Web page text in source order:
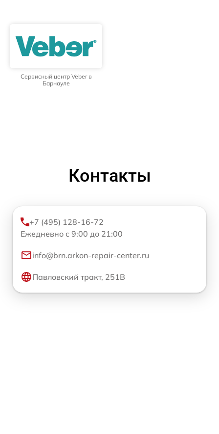
Сервисный центр Veber в
Барнауле
Контакты
+7 (495) 128-16-72
Ежедневно с 9:00 до 21:00
info@brn.arkon-repair-center.ru
Павловский тракт, 251В